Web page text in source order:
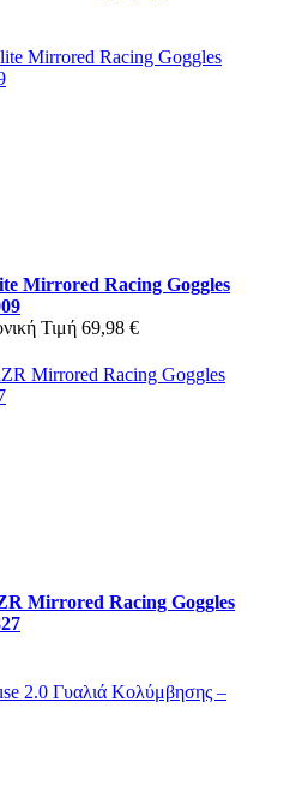
Mirrored Racing Goggles
Τιμή 69,98 €
Mirrored Racing Goggles